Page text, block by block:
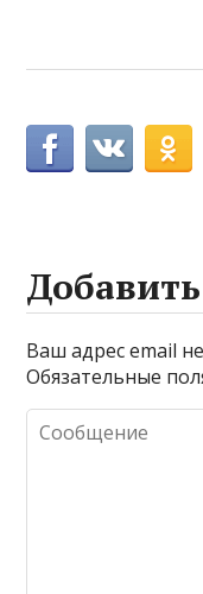
Ваш адрес email
Обязательные